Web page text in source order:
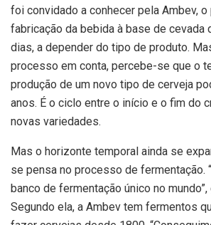
foi convidado a conhecer pela Ambev,
fabricação da bebida à base de cevada
dias, a depender do tipo de produto.
processo em conta, percebe-se que o
produção de um novo tipo de cerveja
anos. É o ciclo entre o início e o fim do
novas variedades.
Mas o horizonte temporal ainda se
se pensa no processo de fermentação.
banco de fermentação único no mundo”,
Segundo ela, a Ambev tem fermentos